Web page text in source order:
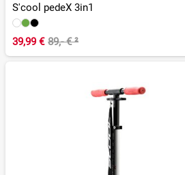
S'cool pedeX 3in1
39,99 € 89,- €²